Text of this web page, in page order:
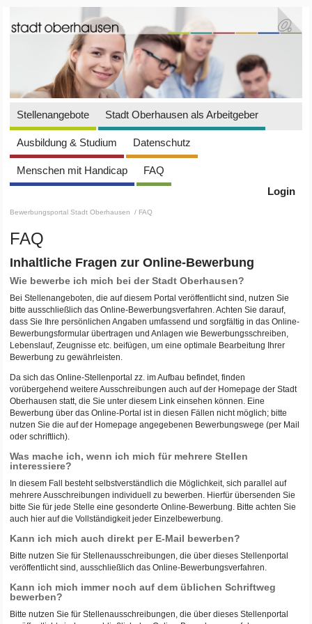
Stellenangebote Stadt Oberhausen als Arbeitgeber
Ausbildung & Studium Datenschutz
Menschen mit Handicap
FAQ
Login
Bewerbungsportal Stadt Oberhausen / FAQ
FAQ
Inhaltliche Fragen zur Online-Bewerbung
Wie bewerbe ich mich bei der Stadt Oberhausen?
Bei Stellenangeboten, die auf diesem Portal veröffentlicht sind, nutzen Sie
bitte ausschließlich das Online-Bewerbungsverfahren. Achten Sie darauf,
dass Sie Ihre persönlichen Angaben umfassend und sorgfältig in das Online-
Bewerbungsformular übertragen und Anlagen wie Bewerbungsschreiben,
Lebenslauf, Zeugnisse etc. beifügen, um eine optimale Bearbeitung Ihrer
Bewerbung zu gewährleisten.
Da sich das Online-Stellenportal zz. im Aufbau befindet, finden
vorübergehend weitere Ausschreibungen auch auf der Homepage der Stadt
Oberhausen statt, die Sie unter diesem Link einsehen können. Eine
Bewerbung über das Online-Portal ist in diesen Fällen nicht möglich; bitte
nutzen Sie die auf der Homepage angegebenen Bewerbungswege (per Mail
oder schriftlich).
Was mache ich, wenn ich mich für mehrere Stellen
interessiere?
In diesem Fall besteht selbstverständlich die Möglichkeit, sich parallel auf
mehrere Ausschreibungen individuell zu bewerben. Hierfür übersenden Sie
bitte Sie für jede Stelle eine gesonderte Online-Bewerbung. Bitte achten Sie
auch hier auf die Vollständigkeit jeder Einzelbewerbung.
Kann ich mich auch direkt per E-Mail bewerben?
Bitte nutzen Sie für Stellenausschreibungen, die über dieses Stellenportal
veröffentlicht sind, ausschließlich das Online-Bewerbungsverfahren.
Kann ich mich immer noch auf dem üblichen Schriftweg
bewerben?
Bitte nutzen Sie für Stellenausschreibungen, die über dieses Stellenportal